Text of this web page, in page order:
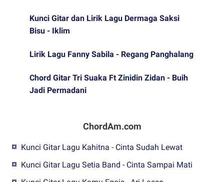
Kunci Gitar dan Lirik Lagu Dermaga Saksi
Bisu - Iklim
Lirik Lagu Fanny Sabila - Regang Panghalang
Chord Gitar Tri Suaka Ft Zinidin Zidan - Buih
Jadi Permadani
ChordAm.com
Kunci Gitar Lagu Kahitna - Cinta Sudah Lewat
Kunci Gitar Lagu Setia Band - Cinta Sampai Mati